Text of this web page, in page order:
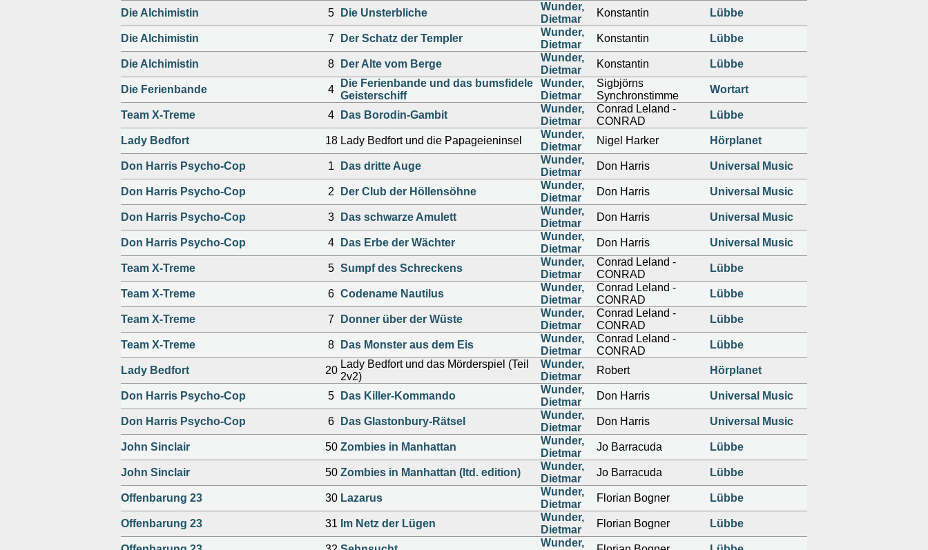
Die Alchimistin 5 Die Unsterbliche
Wunder,
Dietmar
Konstantin Lübbe
Die Alchimistin 7 Der Schatz der Templer
Wunder,
Dietmar
Konstantin Lübbe
Die Alchimistin 8 Der Alte vom Berge
Wunder,
Dietmar
Konstantin Lübbe
Die Ferienbande 4
Die Ferienbande und das bumsfidele
Geisterschiff
Wunder,
Dietmar
Sigbjörns
Synchronstimme
Wortart
Team X-Treme 4 Das Borodin-Gambit
Wunder,
Dietmar
Conrad Leland -
CONRAD
Lübbe
Lady Bedfort 18 Lady Bedfort und die Papageieninsel
Wunder,
Dietmar
Nigel Harker Hörplanet
Don Harris Psycho-Cop 1 Das dritte Auge
Wunder,
Dietmar
Don Harris Universal Music
Don Harris Psycho-Cop 2 Der Club der Höllensöhne
Wunder,
Dietmar
Don Harris Universal Music
Don Harris Psycho-Cop 3 Das schwarze Amulett
Wunder,
Dietmar
Don Harris Universal Music
Don Harris Psycho-Cop 4 Das Erbe der Wächter
Wunder,
Dietmar
Don Harris Universal Music
Team X-Treme 5 Sumpf des Schreckens
Wunder,
Dietmar
Conrad Leland -
CONRAD
Lübbe
Team X-Treme 6 Codename Nautilus
Wunder,
Dietmar
Conrad Leland -
CONRAD
Lübbe
Team X-Treme 7 Donner über der Wüste
Wunder,
Dietmar
Conrad Leland -
CONRAD
Lübbe
Team X-Treme 8 Das Monster aus dem Eis
Wunder,
Dietmar
Conrad Leland -
CONRAD
Lübbe
Lady Bedfort 20
Lady Bedfort und das Mörderspiel (Teil
2v2)
Wunder,
Dietmar
Robert Hörplanet
Don Harris Psycho-Cop 5 Das Killer-Kommando
Wunder,
Dietmar
Don Harris Universal Music
Don Harris Psycho-Cop 6 Das Glastonbury-Rätsel
Wunder,
Dietmar
Don Harris Universal Music
John Sinclair 50 Zombies in Manhattan
Wunder,
Dietmar
Jo Barracuda Lübbe
John Sinclair 50 Zombies in Manhattan (ltd. edition)
Wunder,
Dietmar
Jo Barracuda Lübbe
Offenbarung 23 30 Lazarus
Wunder,
Dietmar
Florian Bogner Lübbe
Offenbarung 23 31 Im Netz der Lügen
Wunder,
Dietmar
Florian Bogner Lübbe
Wunder,